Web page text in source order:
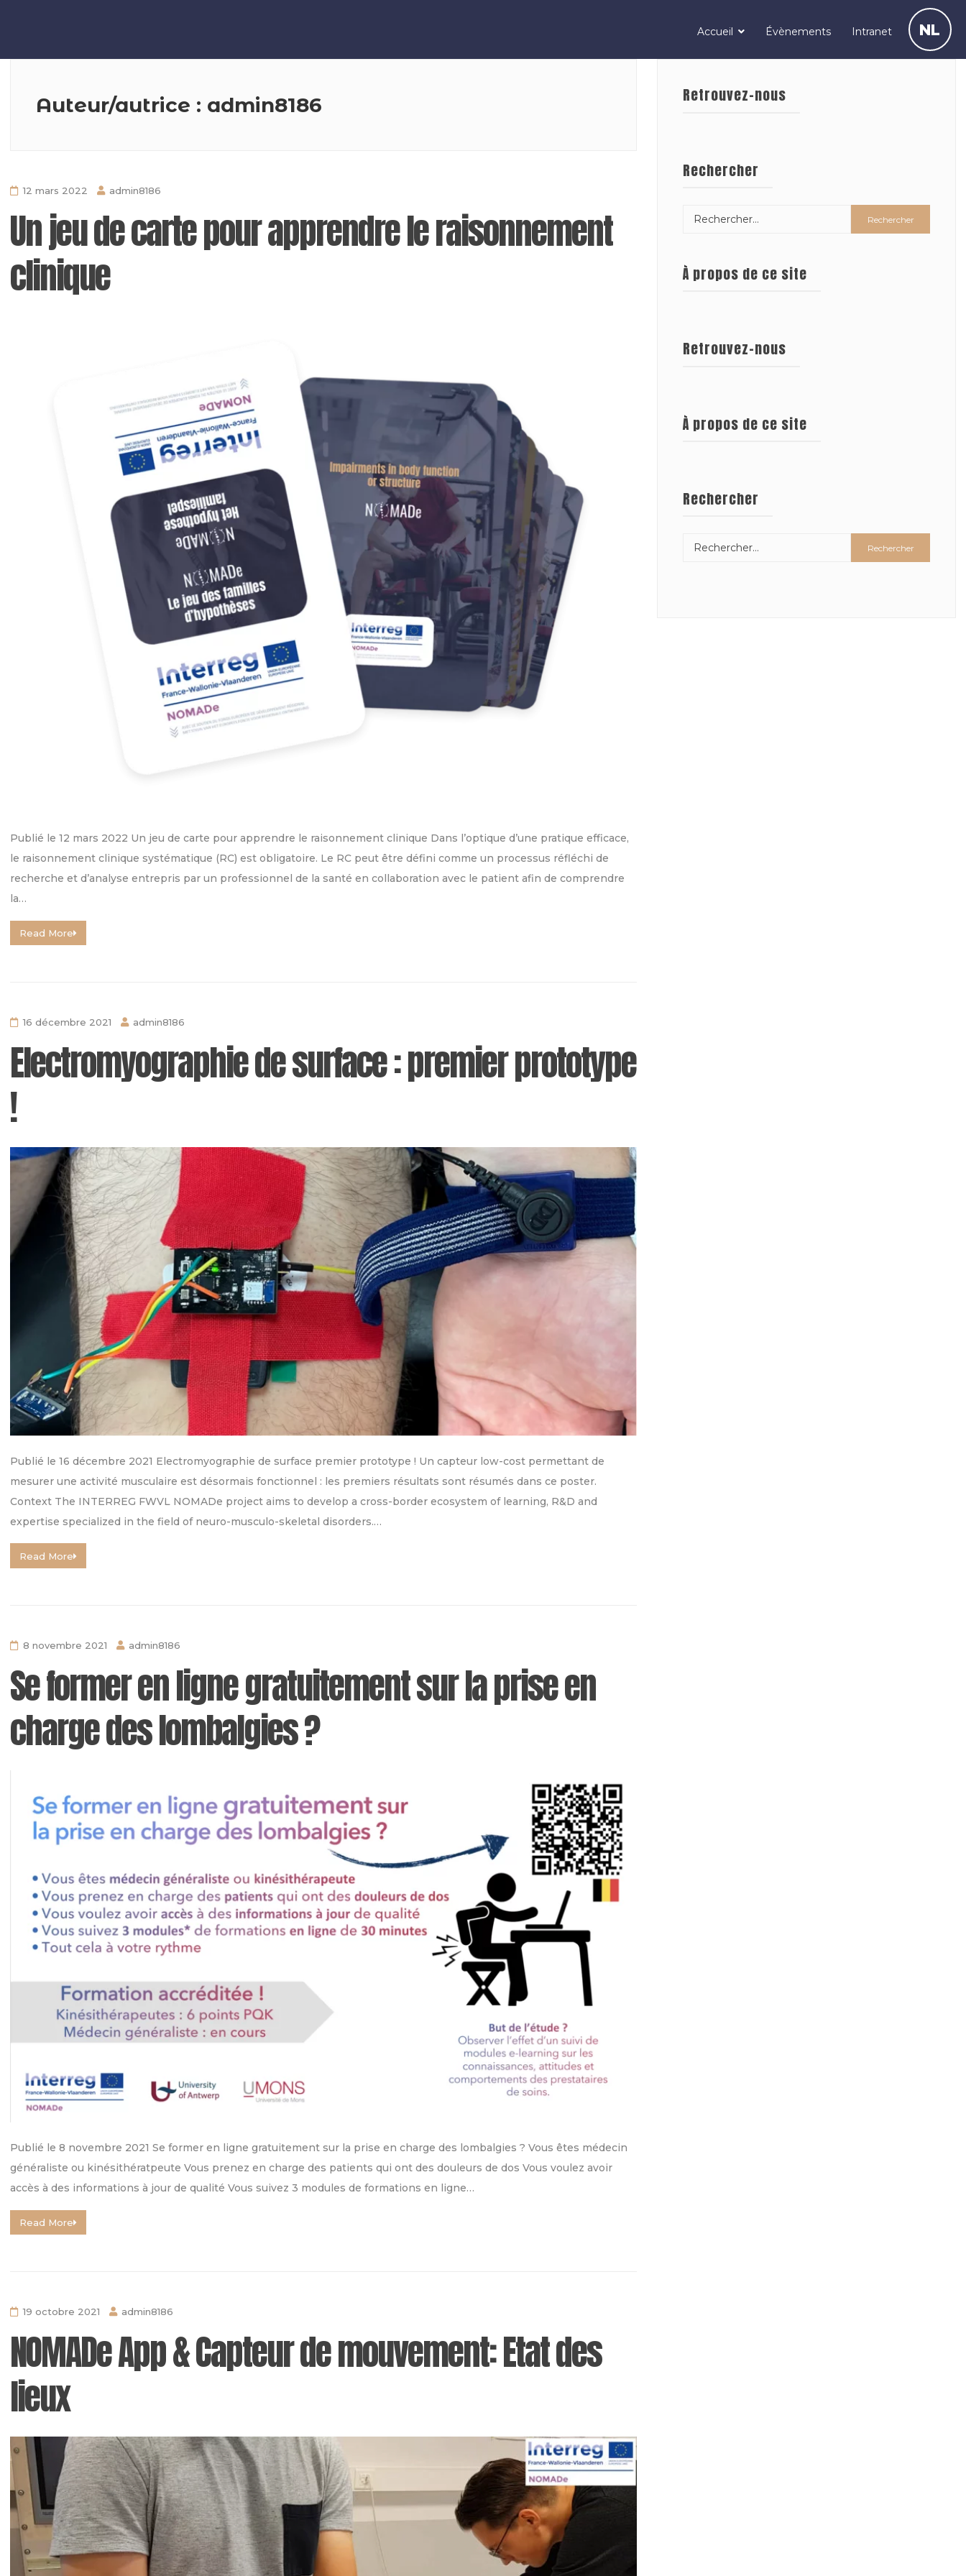
Accueil Évènements Intranet NL
Auteur/autrice : admin8186
12 mars 2022 admin8186
Un jeu de carte pour apprendre le raisonnement
clinique
Publié le 12 mars 2022 Un jeu de carte pour apprendre le raisonnement clinique Dans l’optique d’une pratique efficace,
le raisonnement clinique systématique (RC) est obligatoire. Le RC peut être défini comme un processus réfléchi de
recherche et d’analyse entrepris par un professionnel de la santé en collaboration avec le patient afin de comprendre
la…
Read More
16 décembre 2021 admin8186
Electromyographie de surface : premier prototype
!
Publié le 16 décembre 2021 Electromyographie de surface premier prototype ! Un capteur low-cost permettant de
mesurer une activité musculaire est désormais fonctionnel : les premiers résultats sont résumés dans ce poster.
Context The INTERREG FWVL NOMADe project aims to develop a cross-border ecosystem of learning, R&D and
expertise specialized in the field of neuro-musculo-skeletal disorders.…
Read More
8 novembre 2021 admin8186
Se former en ligne gratuitement sur la prise en
charge des lombalgies ?
Publié le 8 novembre 2021 Se former en ligne gratuitement sur la prise en charge des lombalgies ? Vous êtes médecin
généraliste ou kinésithératpeute Vous prenez en charge des patients qui ont des douleurs de dos Vous voulez avoir
accès à des informations à jour de qualité Vous suivez 3 modules de formations en ligne…
Read More
19 octobre 2021 admin8186
NOMADe App & Capteur de mouvement: Etat des
lieux
Retrouvez-nous
Rechercher
À propos de ce site
Retrouvez-nous
À propos de ce site
Rechercher